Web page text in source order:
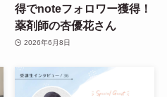
得でnoteフォロワー獲得！
薬剤師の杏優花さん
2026年6月8日